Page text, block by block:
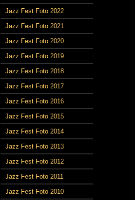
Jazz Fest Foto 2022
Jazz Fest Foto 2021
Jazz Fest Foto 2020
Jazz Fest Foto 2019
Jazz Fest Foto 2018
Jazz Fest Foto 2017
Jazz Fest Foto 2016
Jazz Fest Foto 2015
Jazz Fest Foto 2014
Jazz Fest Foto 2013
Jazz Fest Foto 2012
Jazz Fest Foto 2011
Jazz Fest Foto 2010